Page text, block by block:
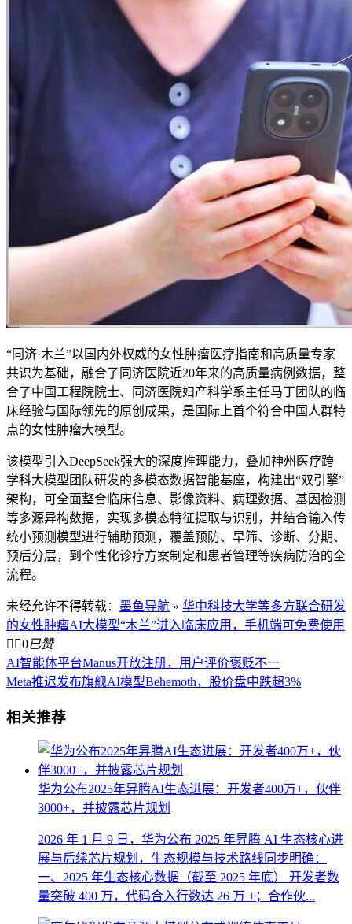
“同济·木兰”以国内外权威的女性肿瘤医疗指南和高质量专家
共识为基础，融合了同济医院近20年来的高质量病例数据，整
合了中国工程院院士、同济医院妇产科学系主任马丁团队的临
床经验与国际领先的原创成果，是国际上首个符合中国人群特
点的女性肿瘤大模型。
该模型引入DeepSeek强大的深度推理能力，叠加神州医疗跨
学科大模型团队研发的多模态数据智能基座，构建出“双引擎”
架构，可全面整合临床信息、影像资料、病理数据、基因检测
等多源异构数据，实现多模态特征提取与识别，并结合输入传
统小预测模型进行辅助预测，覆盖预防、早筛、诊断、分期、
预后分层，到个性化诊疗方案制定和患者管理等疾病防治的全
流程。
未经允许不得转载： 墨鱼导航 » 华中科技大学等多方联合研发
的女性肿瘤AI大模型“木兰”进入临床应用，手机端可免费使用
 0已赞
AI智能体平台Manus开放注册，用户评价褒贬不一
Meta推迟发布旗舰AI模型Behemoth，股价盘中跌超3%
相关推荐
华为公布2025年昇腾AI生态进展：开发者400万+，伙伴
3000+，并披露芯片规划
2026 年 1 月 9 日，华为公布 2025 年昇腾 AI 生态核心进
展与后续芯片规划，生态规模与技术路线同步明确：
一、2025 年生态核心数据（截至 2025 年底） 开发者数
量突破 400 万，代码合入行数达 26 万 +；合作伙...